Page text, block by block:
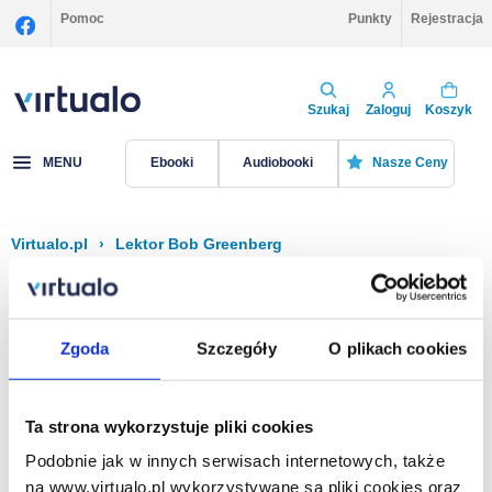
Zgoda Szczegóły O plikach cookies
Ta strona wykorzystuje pliki cookies
Podobnie jak w innych serwisach internetowych, także
na www.virtualo.pl wykorzystywane są pliki cookies oraz
Pomoc Punkty Rejestracja
Szukaj Zaloguj Koszyk
MENU Ebooki Audiobooki Nasze Ceny
Virtualo.pl › Lektor Bob Greenberg
Filtruj Sortuj
Na stronie